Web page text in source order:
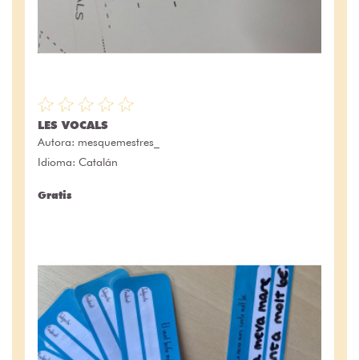
LES VOCALS
Autora: mesquemestres_
Idioma: Catalán
Gratis